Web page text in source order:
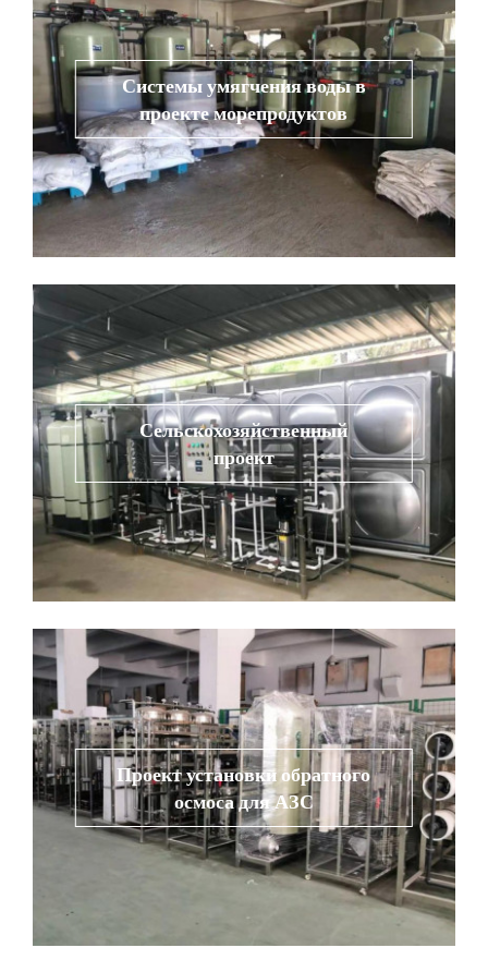
Системы умягчения воды в
проекте морепродуктов
Сельскохозяйственный
проект
Проект установки обратного
осмоса для АЗС